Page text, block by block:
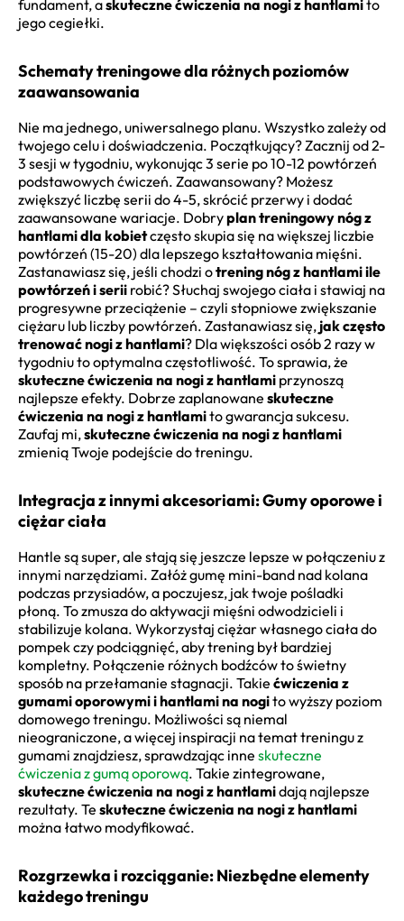
fundament, askuteczne ćwiczenia na nogi z hantlamito
jego cegiełki.
Schematy treningowe dla różnych poziomów
zaawansowania
Nie ma jednego, uniwersalnego planu. Wszystko zależy od
twojego celu i doświadczenia. Początkujący? Zacznij od 2-
3 sesji w tygodniu, wykonując 3 serie po 10-12 powtórzeń
podstawowych ćwiczeń. Zaawansowany? Możesz
zwiększyć liczbę serii do 4-5, skrócić przerwy i dodać
zaawansowane wariacje. Dobryplan treningowy nóg z
hantlami dla kobietczęsto skupia się na większej liczbie
powtórzeń (15-20) dla lepszego kształtowania mięśni.
Zastanawiasz się, jeśli chodzi otrening nóg z hantlami ile
powtórzeń i serii robić? Słuchaj swojego ciała i stawiaj na
progresywne przeciążenie – czyli stopniowe zwiększanie
ciężaru lub liczby powtórzeń. Zastanawiasz się, jak często
trenować nogi z hantlami? Dla większości osób 2 razy w
tygodniu to optymalna częstotliwość. To sprawia, że
skuteczne ćwiczenia na nogi z hantlami przynoszą
najlepsze efekty. Dobrze zaplanowane skuteczne
ćwiczenia na nogi z hantlamito gwarancja sukcesu.
Zaufaj mi,skuteczne ćwiczenia na nogi z hantlami
zmienią Twoje podejście do treningu.
Integracja z innymi akcesoriami: Gumy oporowe i
ciężar ciała
Hantle są super, ale stają się jeszcze lepsze w połączeniu z
innymi narzędziami. Załóż gumę mini-band nad kolana
podczas przysiadów, a poczujesz, jak twoje pośladki
płoną. To zmusza do aktywacji mięśni odwodzicieli i
stabilizuje kolana. Wykorzystaj ciężar własnego ciała do
pompek czy podciągnięć, aby trening był bardziej
kompletny. Połączenie różnych bodźców to świetny
sposób na przełamanie stagnacji. Takie ćwiczenia z
gumami oporowymi i hantlami na nogito wyższy poziom
domowego treningu. Możliwości są niemal
nieograniczone, a więcej inspiracji na temat treningu z
gumami znajdziesz, sprawdzając inne skuteczne
ćwiczenia z gumą oporową. Takie zintegrowane,
skuteczne ćwiczenia na nogi z hantlamidają najlepsze
rezultaty. Te skuteczne ćwiczenia na nogi z hantlami
można łatwo modyfikować.
Rozgrzewka i rozciąganie: Niezbędne elementy
każdego treningu